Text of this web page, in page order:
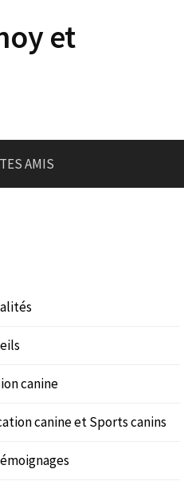
et
AMIS
canine
canine et Sports canins